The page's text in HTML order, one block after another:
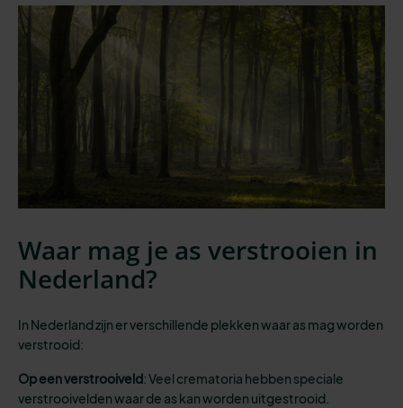
Waar mag je as verstrooien in
Nederland?
In Nederland zijn er verschillende plekken waar as mag worden
verstrooid:
Op een verstrooiveld: Veel crematoria hebben speciale
verstrooivelden waar de as kan worden uitgestrooid.